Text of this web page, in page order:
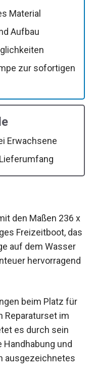
Material
Aufbau
zur sofortigen
Erwachsene
den Maßen 236 x
Freizeitboot, das
auf dem Wasser
hervorragend
beim Platz für
Reparaturset im
es durch sein
und
ausgezeichnetes